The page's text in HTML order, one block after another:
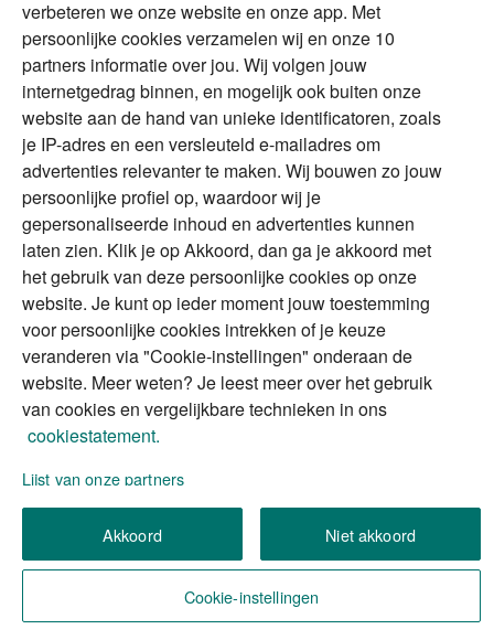
Tweede huis in
buitenland
DGA
Erfenis
Financial Focus
magazine
The Exit Years
Contact
Alles voor en over vermogenden.
Over ABN AMRO Veiligheid
Privacy & Cookies
Toegankelijkheid
Disclaimer RSS
We gebruiken de persoonlijke informatie die u
invult, om uw verzoek (of aanvraag) te verwerken.
Wilt u meer weten over hoe we omgaan met uw
persoonlijke informatie?Lees meer in ons privacy
verbeteren we onze website en onze app. Met
persoonlijke cookies verzamelen wij en onze 10
partners informatie over jou. Wij volgen jouw
internetgedrag binnen, en mogelijk ook buiten onze
website aan de hand van unieke identificatoren, zoals
je IP-adres en een versleuteld e-mailadres om
advertenties relevanter te maken. Wij bouwen zo jouw
persoonlijke profiel op, waardoor wij je
gepersonaliseerde inhoud en advertenties kunnen
laten zien. Klik je op Akkoord, dan ga je akkoord met
het gebruik van deze persoonlijke cookies op onze
website. Je kunt op ieder moment jouw toestemming
voor persoonlijke cookies intrekken of je keuze
veranderen via "Cookie-instellingen" onderaan de
website. Meer weten? Je leest meer over het gebruik
van cookies en vergelijkbare technieken in ons
cookiestatement.
Lijst van onze partners
Akkoord Niet akkoord
Cookie-instellingen